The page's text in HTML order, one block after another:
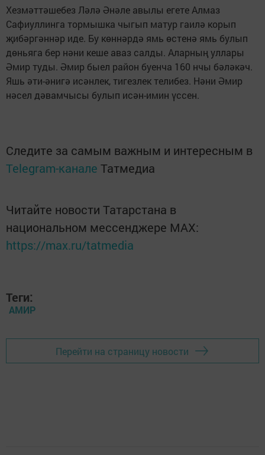
Хезмәттәшебез Ләлә Әнәле авылы егете Алмаз
Сафиуллинга тормышка чыгып матур гаилә корып
җибәргәннәр иде. Бу көннәрдә ямь өстенә ямь булып
дөньяга бер нәни кеше аваз салды. Аларның уллары
Әмир туды. Әмир быел район буенча 160 нчы бәләкәч.
Яшь әти-әнигә исәнлек, тигезлек телибез. Нәни Әмир
нәсел дәвамчысы булып исән-имин үссен.
Следите за самым важным и интересным в
Telegram-канале Татмедиа
Читайте новости Татарстана в
национальном мессенджере MАХ:
https://max.ru/tatmedia
Теги:
АМИР
Перейти на страницу новости